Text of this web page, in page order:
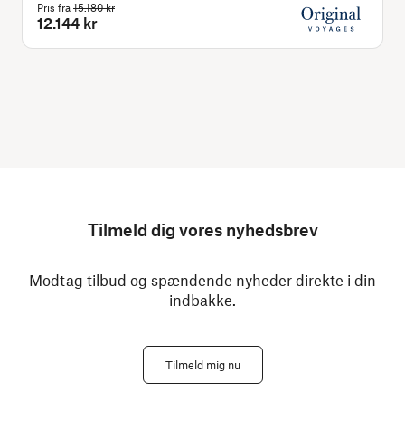
Pris fra 15.180 kr
12.144 kr
Tilmeld dig vores nyhedsbrev
Modtag tilbud og spændende nyheder direkte i din
indbakke.
Tilmeld mig nu